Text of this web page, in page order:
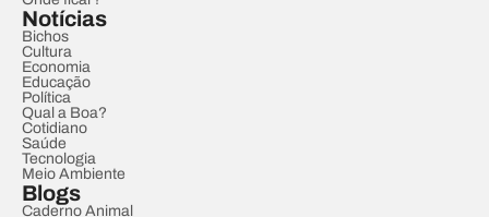
Notícias
Bichos
Cultura
Economia
Educação
Política
Qual a Boa?
Cotidiano
Saúde
Tecnologia
Meio Ambiente
Blogs
Caderno Animal